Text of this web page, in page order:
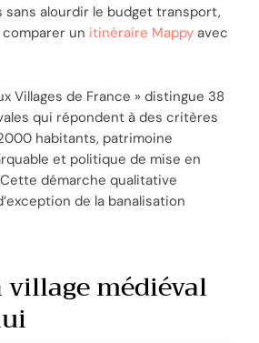
sans alourdir le budget transport,
un itinéraire Mappy avec
Villages de France » distingue 38
qui répondent à des critères
habitants, patrimoine
et politique de mise en
démarche qualitative
de la banalisation
médiéval